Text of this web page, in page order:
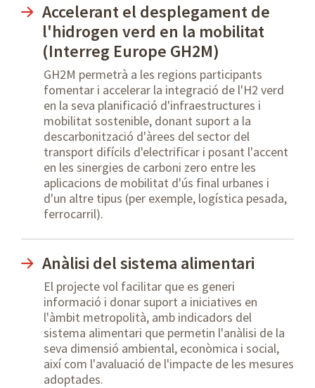
Accelerant el desplegament de
l'hidrogen verd en la mobilitat
(Interreg Europe GH2M)
GH2M permetrà a les regions participants
fomentar i accelerar la integració de l'H2 verd
en la seva planificació d'infraestructures i
mobilitat sostenible, donant suport a la
descarbonització d'àrees del sector del
transport difícils d'electrificar i posant l'accent
en les sinergies de carboni zero entre les
aplicacions de mobilitat d'ús final urbanes i
d'un altre tipus (per exemple, logística pesada,
ferrocarril).
Anàlisi del sistema alimentari
El projecte vol facilitar que es generi
informació i donar suport a iniciatives en
l'àmbit metropolità, amb indicadors del
sistema alimentari que permetin l'anàlisi de la
seva dimensió ambiental, econòmica i social,
així com l'avaluació de l'impacte de les mesures
adoptades.